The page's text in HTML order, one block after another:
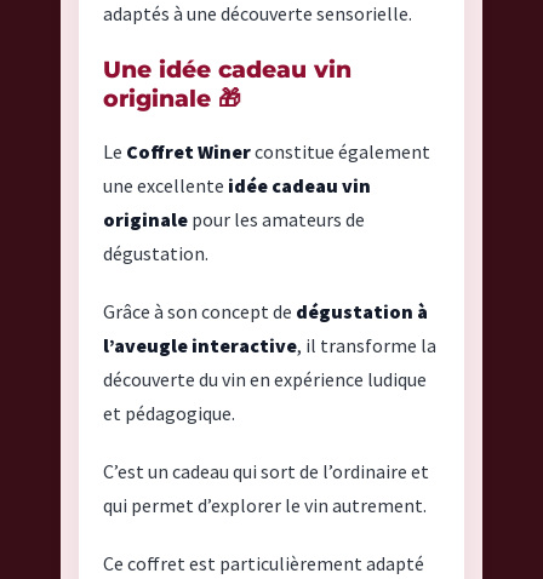
adaptés à une découverte sensorielle.
Une idée cadeau vin
originale 🎁
Le Coffret Winerconstitue également
une excellente idée cadeau vin
originale pour les amateurs de
dégustation.
Grâce à son concept de dégustation à
l’aveugle interactive, il transforme la
découverte du vin en expérience ludique
et pédagogique.
C’est un cadeau qui sort de l’ordinaire et
qui permet d’explorer le vin autrement.
Ce coffret est particulièrement adapté